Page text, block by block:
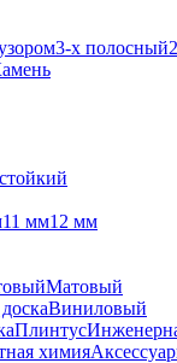
3-х полосный
11 мм12 мм
Матовый
Виниловый
Плинтус
химия